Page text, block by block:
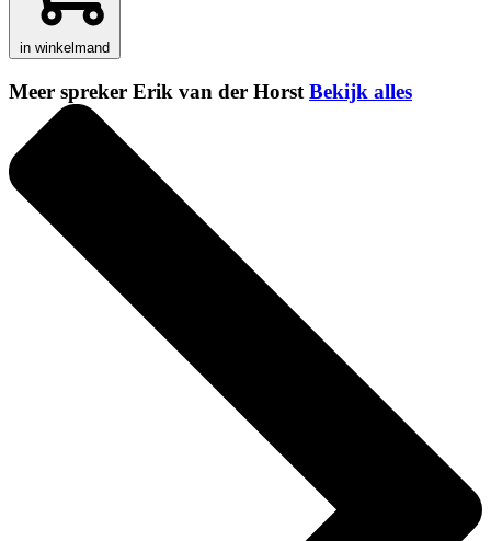
in winkelmand
Meer spreker Erik van der Horst Bekijk alles